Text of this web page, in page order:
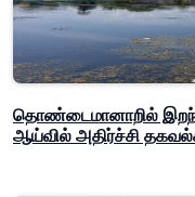
தொண்டைமானாறில்
ஆய்வில் அதிர்ச்சி